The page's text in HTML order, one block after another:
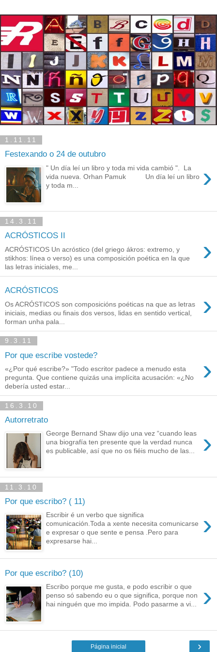
1.11.11
Festexando o 24 de outubro
›
" Un día leí un libro y toda mi vida cambió ". La
vida nueva. Orhan Pamuk Un día leí un libro
y toda m...
14.3.11
ACRÓSTICOS II ›
ACRÓSTICOS Un acróstico (del griego ákros: extremo, y
stikhos: línea o verso) es una composición poética en la que
las letras iniciales, me...
ACRÓSTICOS ›
Os ACRÓSTICOS son composicións poéticas na que as letras
iniciais, medias ou finais dos versos, lidas en sentido vertical,
forman unha pala...
9.3.11
Por que escribe vostede? ›
«¿Por qué escribe?» "Todo escritor padece a menudo esta
pregunta. Que contiene quizás una implícita acusación: «¿No
debería usted estar...
16.3.10
Autorretrato
›
George Bernand Shaw dijo una vez “cuando leas
una biografía ten presente que la verdad nunca
es publicable, así que no os fiéis mucho de las...
11.3.10
Por que escribo? ( 11)
›
Escribir é un verbo que significa
comunicación.Toda a xente necesita comunicarse
e expresar o que sente e pensa .Pero para
expresarse hai...
Por que escribo? (10)
›
Escribo porque me gusta, e podo escribir o que
penso só sabendo eu o que significa, porque non
hai ninguén que mo impida. Podo pasarme a vi...
›
Página inicial